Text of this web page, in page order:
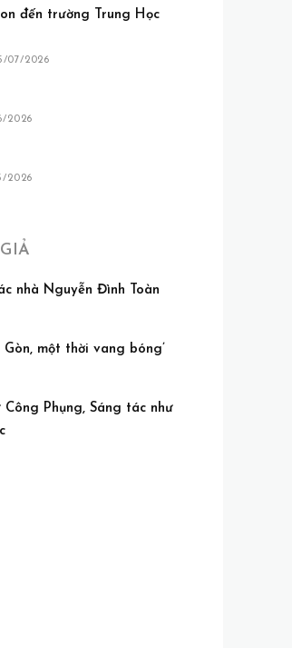
đến trường Trung Học
07/2026
2026
2026
nhà Nguyễn Đình Toàn
Gòn, một thời vang bóng’
Công Phụng, Sáng tác như